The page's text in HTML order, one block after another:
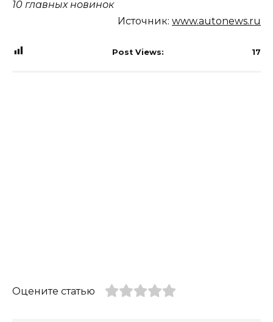
10 главных новинок
Источник: www.autonews.ru
Post Views: 17
Оцените статью